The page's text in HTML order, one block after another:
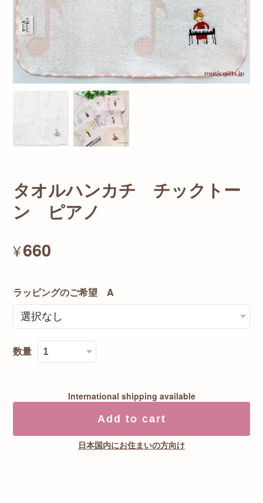
タオルハンカチ チックトー
ン ピアノ
¥660
ラッピングのご希望 A
数量
International shipping available
Add to cart
日本国内にお住まいの方向け